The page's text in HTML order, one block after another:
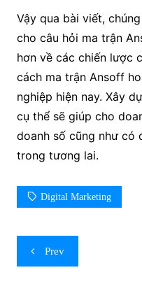
Vậy qua bài viết,
cho câu hỏi ma trận
hơn về các chiến lược
cách ma trận Ansoff
nghiệp hiện nay. Xây
cụ thể sẽ giúp cho
doanh số cũng như có
trong tương lai.
Digital Marketing
Post
navigation
Prev